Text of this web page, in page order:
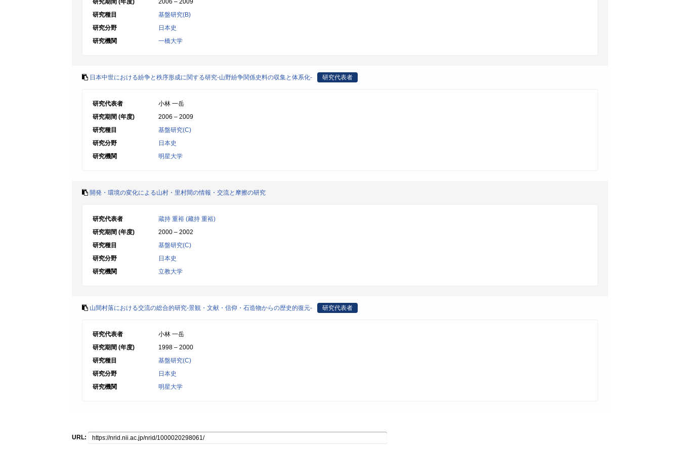
研究期間 (年度)
2006 – 2009
研究種目
基盤研究(B)
研究分野
日本史
研究機関
一橋大学
日本中世における紛争と秩序形成に関する研究-山野紛争関係史料の収集と体系化- 研究代表者
研究代表者
小林 一岳
研究期間 (年度)
2006 – 2009
研究種目
基盤研究(C)
研究分野
日本史
研究機関
明星大学
開発・環境の変化による山村・里村間の情報・交流と摩擦の研究
研究代表者
蔵持 重裕 (藏持 重裕)
研究期間 (年度)
2000 – 2002
研究種目
基盤研究(C)
研究分野
日本史
研究機関
立教大学
山間村落における交流の総合的研究-景観・文献・信仰・石造物からの歴史的復元- 研究代表者
研究代表者
小林 一岳
研究期間 (年度)
1998 – 2000
研究種目
基盤研究(C)
研究分野
日本史
研究機関
明星大学
URL: